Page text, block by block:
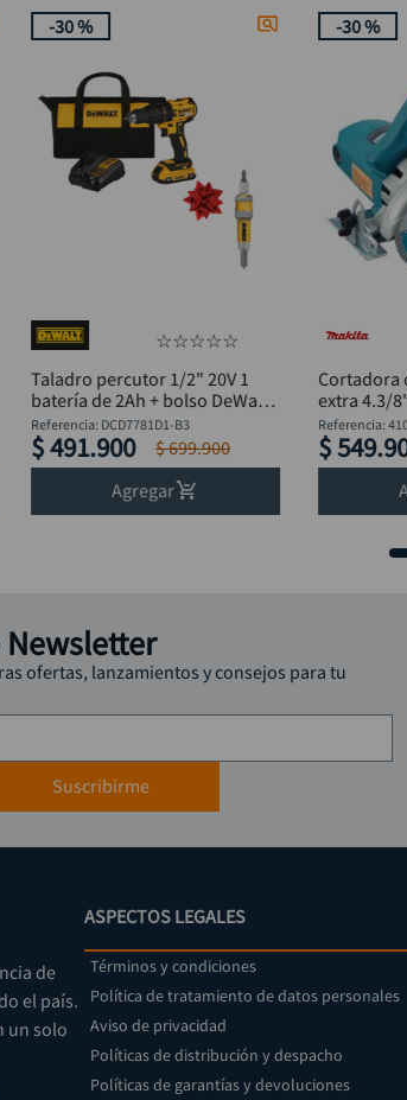
-30 %
☆☆☆☆☆
Taladro percutor 1/2" 20V 1
batería de 2Ah + bolso DeWalt
DCD7781D1-B3 +Obsequio
Avellanador Dewalt DW2700
Referencia: DCD7781D1-B3
$491.900 $699.900
Agregar
-30 %
Cortadora
extra 4.3/
Referencia:
$549.
ofertas, lanzamientos y consejos para tu
Suscribirme
de
el país.
un solo
ASPECTOS LEGALES
Términos y condiciones
Política de tratamiento de datos personales
Aviso de privacidad
Políticas de distribución y despacho
Políticas de garantías y devoluciones